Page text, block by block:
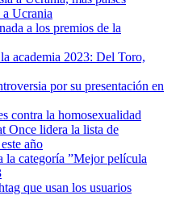
a Ucrania
a los premios de la
academia 2023: Del Toro,
por su presentación en
contra la homosexualidad
Once lidera la lista de
año
la categoría ”Mejor película
que usan los usuarios